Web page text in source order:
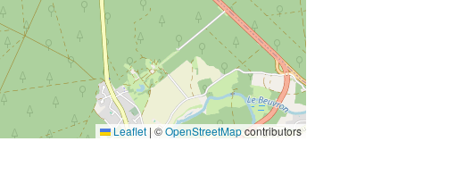
Leaflet | ©OpenStreetMapcontributors